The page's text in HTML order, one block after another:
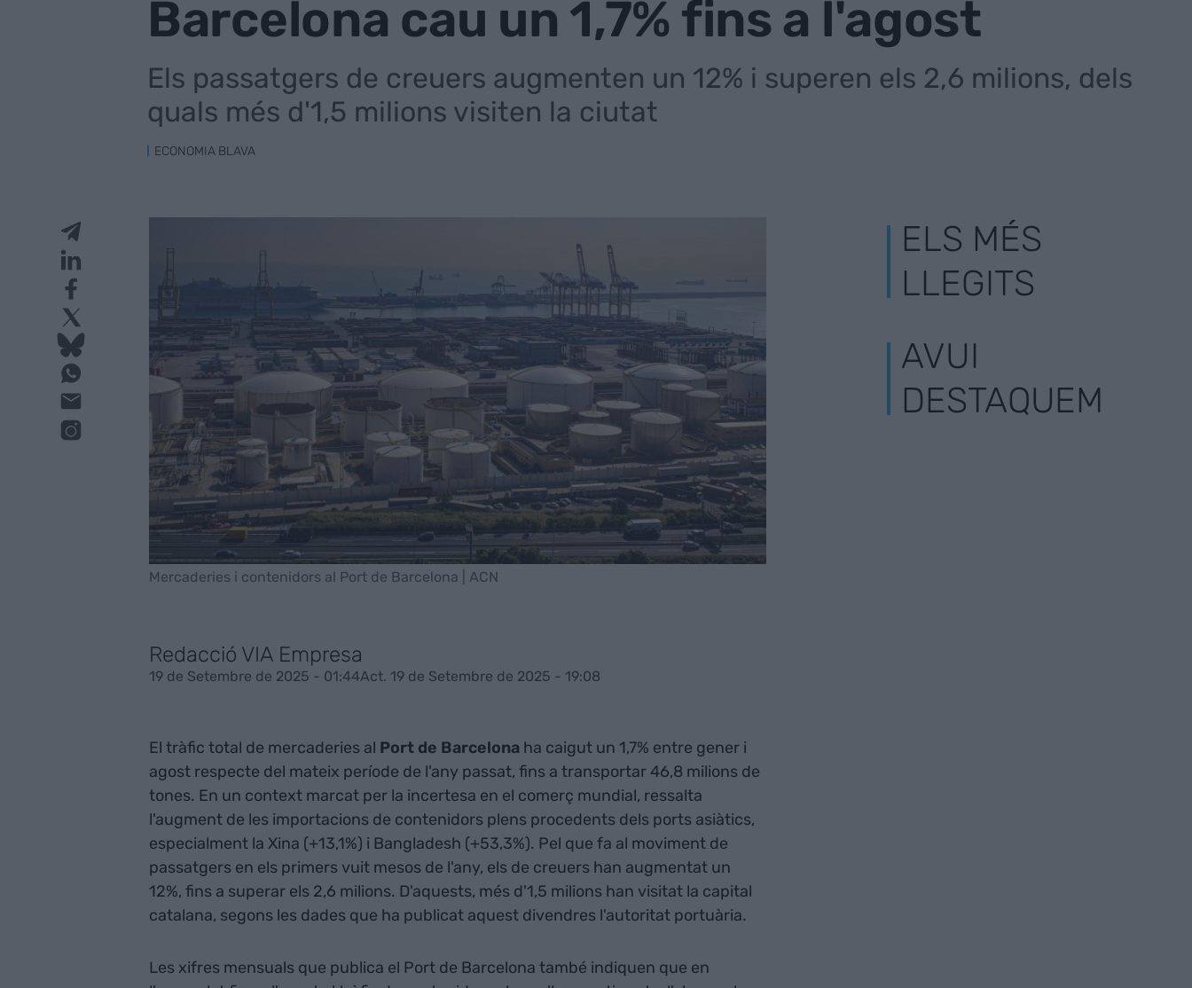
Barcelona cau un 1,7% fins a l'agost
Els passatgers de creuers augmenten un 12% i superen els 2,6 milions, dels
quals més d'1,5 milions visiten la ciutat
ECONOMIA BLAVA
Mercaderies i contenidors al Port de Barcelona | ACN
Redacció VIA Empresa
19 de Setembre de 2025 - 01:44Act. 19 de Setembre de 2025 - 19:08
El tràfic total de mercaderies al Port de Barcelonaha caigut un 1,7% entre gener i
agost respecte del mateix període de l'any passat, fins a transportar 46,8 milions de
tones. En un context marcat per la incertesa en el comerç mundial, ressalta
l'augment de les importacions de contenidors plens procedents dels ports asiàtics,
especialment la Xina (+13,1%) i Bangladesh (+53,3%). Pel que fa al moviment de
passatgers en els primers vuit mesos de l'any, els de creuers han augmentat un
12%, fins a superar els 2,6 milions. D'aquests, més d'1,5 milions han visitat la capital
catalana, segons les dades que ha publicat aquest divendres l'autoritat portuària.
Les xifres mensuals que publica el Port de Barcelona també indiquen que en
ELS MÉS
LLEGITS
AVUI
DESTAQUEM